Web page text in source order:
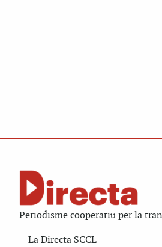
Periodisme cooperatiu per la
La Directa SCCL